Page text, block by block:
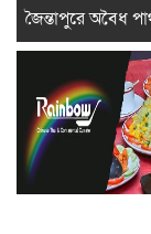
জৈন্তাপুরে অবৈধ